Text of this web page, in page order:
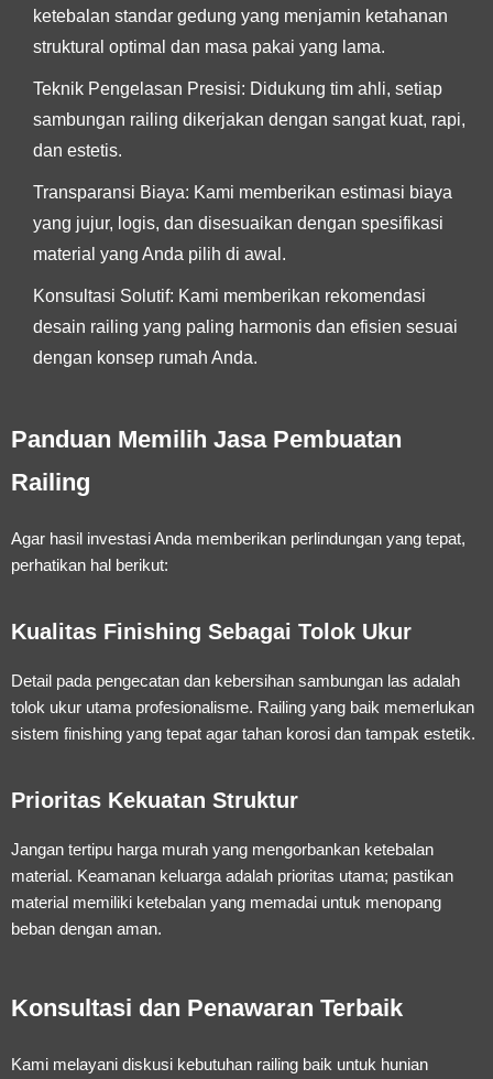
ketebalan standar gedung yang menjamin ketahanan
struktural optimal dan masa pakai yang lama.
Teknik Pengelasan Presisi: Didukung tim ahli, setiap
sambungan railing dikerjakan dengan sangat kuat, rapi,
dan estetis.
Transparansi Biaya: Kami memberikan estimasi biaya
yang jujur, logis, dan disesuaikan dengan spesifikasi
material yang Anda pilih di awal.
Konsultasi Solutif: Kami memberikan rekomendasi
desain railing yang paling harmonis dan efisien sesuai
dengan konsep rumah Anda.
Panduan Memilih Jasa Pembuatan
Railing
Agar hasil investasi Anda memberikan perlindungan yang tepat,
perhatikan hal berikut:
Kualitas Finishing Sebagai Tolok Ukur
Detail pada pengecatan dan kebersihan sambungan las adalah
tolok ukur utama profesionalisme. Railing yang baik memerlukan
sistem finishing yang tepat agar tahan korosi dan tampak estetik.
Prioritas Kekuatan Struktur
Jangan tertipu harga murah yang mengorbankan ketebalan
material. Keamanan keluarga adalah prioritas utama; pastikan
material memiliki ketebalan yang memadai untuk menopang
beban dengan aman.
Konsultasi dan Penawaran Terbaik
Kami melayani diskusi kebutuhan railing baik untuk hunian